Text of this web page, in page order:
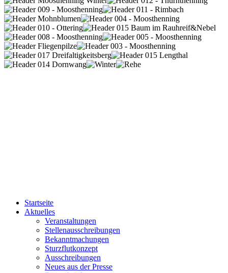
Startseite
Aktuelles
Veranstaltungen
Stellenausschreibungen
Bekanntmachungen
Sturzflutkonzept
Ausschreibungen
Neues aus der Presse